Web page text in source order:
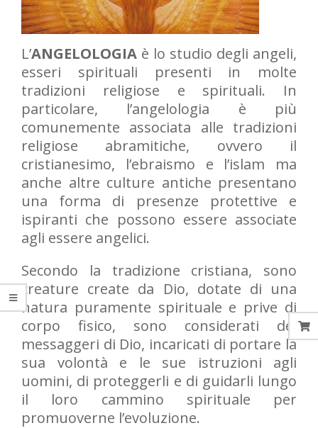
L’ANGELOLOGIA è lo studio degli angeli,
esseri spirituali presenti in molte
tradizioni religiose e spirituali. In
particolare, l’angelologia è più
comunemente associata alle tradizioni
religiose abramitiche, ovvero il
cristianesimo, l’ebraismo e l’islam ma
anche altre culture antiche presentano
una forma di presenze protettive e
ispiranti che possono essere associate
agli essere angelici.
Secondo la tradizione cristiana, sono
creature create da Dio, dotate di una
natura puramente spirituale e prive di
corpo fisico, sono considerati dei
messaggeri di Dio, incaricati di portare la
sua volontà e le sue istruzioni agli
uomini, di proteggerli e di guidarli lungo
il loro cammino spirituale per
promuoverne l’evoluzione.